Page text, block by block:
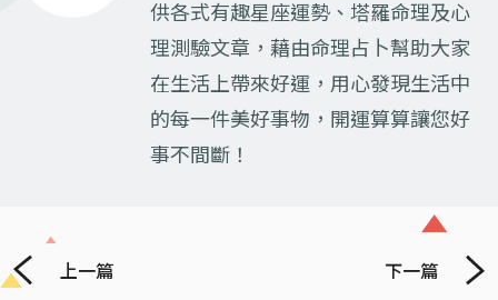
供各式有趣星座運勢、塔羅命理及心
理測驗文章，藉由命理占卜幫助大家
在生活上帶來好運，用心發現生活中
的每一件美好事物，開運算算讓您好
事不間斷！
上一篇 下一篇